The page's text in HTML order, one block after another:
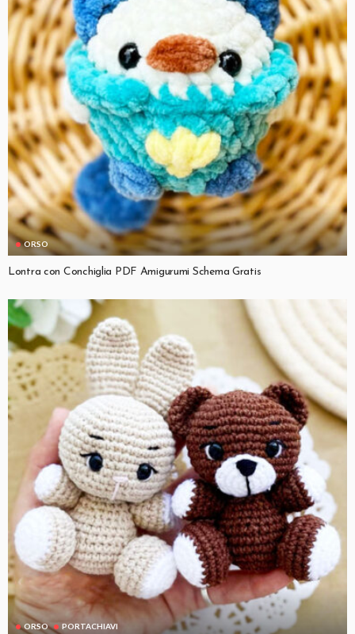
ORSO
Lontra con Conchiglia PDF Amigurumi Schema Gratis
ORSO PORTACHIAVI